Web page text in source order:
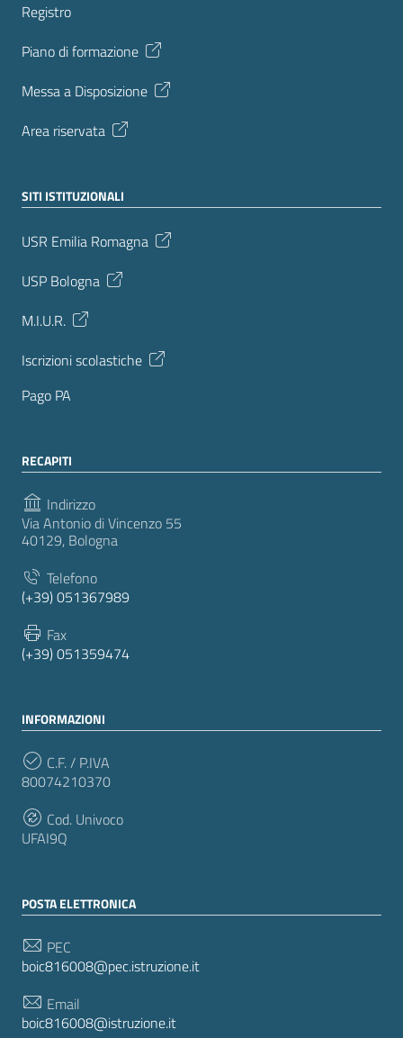
Registro
Piano di formazione
Messa a Disposizione
Area riservata
SITI ISTITUZIONALI
USR Emilia Romagna
USP Bologna
M.I.U.R.
Iscrizioni scolastiche
Pago PA
RECAPITI
Indirizzo
Via Antonio di Vincenzo 55
40129, Bologna
Telefono
(+39) 051367989
Fax
(+39) 051359474
INFORMAZIONI
C.F. / P.IVA
80074210370
Cod. Univoco
UFAI9Q
POSTA ELETTRONICA
PEC
boic816008@pec.istruzione.it
Email
boic816008@istruzione.it